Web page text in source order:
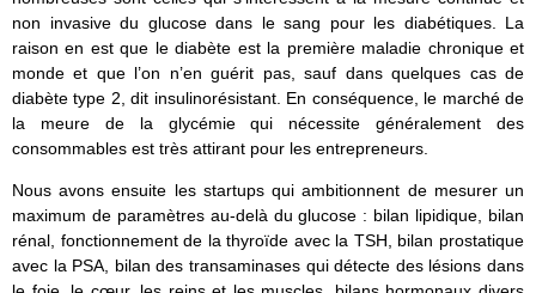
non invasive du glucose dans le sang pour les diabétiques. La
raison en est que le diabète est la première maladie chronique et
monde et que l’on n’en guérit pas, sauf dans quelques cas de
diabète type 2, dit insulinorésistant. En conséquence, le marché de
la meure de la glycémie qui nécessite généralement des
consommables est très attirant pour les entrepreneurs.
Nous avons ensuite les startups qui ambitionnent de mesurer un
maximum de paramètres au-delà du glucose : bilan lipidique, bilan
rénal, fonctionnement de la thyroïde avec la TSH, bilan prostatique
avec la PSA, bilan des transaminases qui détecte des lésions dans